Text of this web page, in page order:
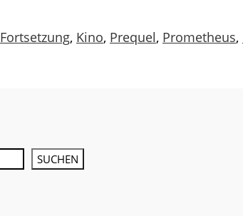
Fortsetzung, Kino, Prequel, Prometheus,
SUCHEN